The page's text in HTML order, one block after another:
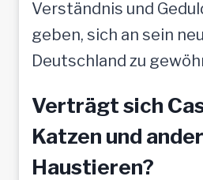
Verständnis und
geben, sich an sein
Deutschland zu
Verträgt sich
Katzen und
Haustieren?